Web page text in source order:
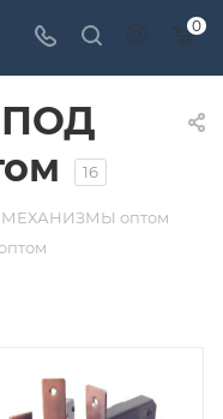
0
16
оптом